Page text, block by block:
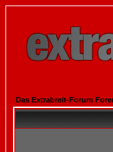
Das Extrabreit-Forum